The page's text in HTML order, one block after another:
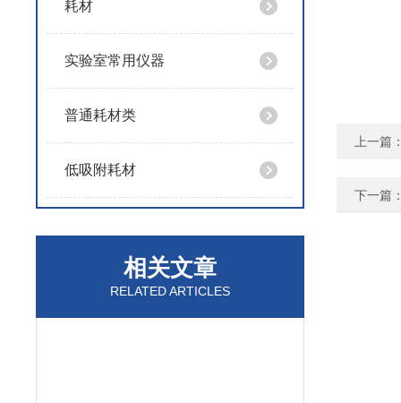
耗材
实验室常用仪器
普通耗材类
低吸附耗材
相关文章
RELATED ARTICLES
上一篇
下一篇